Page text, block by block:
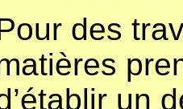
des
un